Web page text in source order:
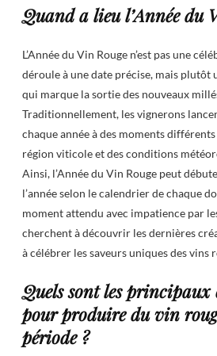
Quand a lieu l’Année du
L’Année du Vin Rouge n’est pas une
déroule à une date précise, mais plutôt
qui marque la sortie des nouveaux
Traditionnellement, les vignerons
chaque année à des moments
région viticole et des conditions
Ainsi, l’Année du Vin Rouge peut
l’année selon le calendrier de chaque
moment attendu avec impatience par
cherchent à découvrir les dernières
à célébrer les saveurs uniques des vins
Quels sont les principaux
pour produire du vin
période ?